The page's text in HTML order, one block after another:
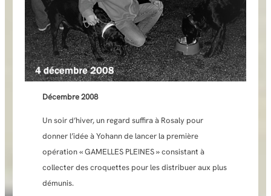
Décembre2008
Un soir d’hiver, un regard suffira à Rosaly pour
donner l’idée à Yohann de lancer la première
opération « GAMELLES PLEINES » consistant à
collecter des croquettes pour les distribuer aux plus
démunis.